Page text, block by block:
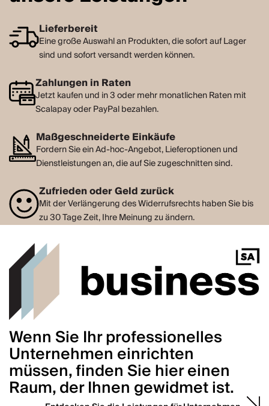
Lieferbereit
Eine große Auswahl an Produkten, die sofort auf Lager
sind und sofort versandt werden können.
Zahlungen in Raten
Jetzt kaufen und in 3 oder mehr monatlichen Raten mit
Scalapay oder PayPal bezahlen.
Maßgeschneiderte Einkäufe
Fordern Sie ein Ad-hoc-Angebot, Lieferoptionen und
Dienstleistungen an, die auf Sie zugeschnitten sind.
Zufrieden oder Geld zurück
Mit der Verlängerung des Widerrufsrechts haben Sie bis
zu 30 Tage Zeit, Ihre Meinung zu ändern.
Wenn Sie Ihr professionelles
Unternehmen einrichten
müssen, finden Sie hier einen
Raum, der Ihnen gewidmet ist.